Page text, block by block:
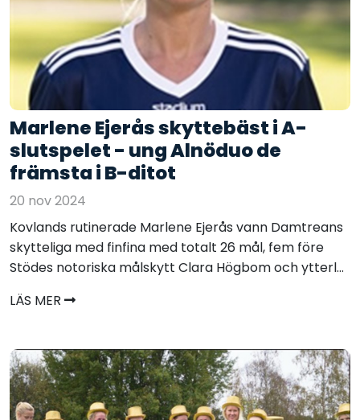
Marlene Ejerås skyttebäst i A-
slutspelet - ung Alnöduo de
främsta i B-ditot
20 nov 2024
Kovlands rutinerade Marlene Ejerås vann Damtreans
skytteliga med finfina med totalt 26 mål, fem före
Stödes notoriska målskytt Clara Högbom och ytterl...
LÄS MER